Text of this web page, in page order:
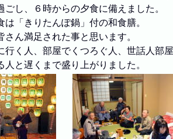
ごし、６時からの夕食に備えました。
「きりたんぽ鍋」付の和食膳。
ん満足された事と思います。
く人、部屋でくつろぐ人、世話人部屋
と遅くまで盛り上がりました。